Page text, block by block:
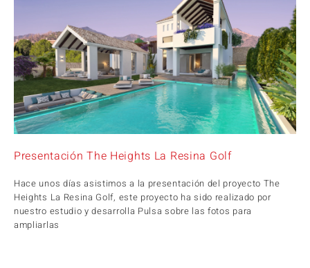
Presentación The Heights La Resina Golf
Hace unos días asistimos a la presentación del proyecto The
Heights La Resina Golf, este proyecto ha sido realizado por
nuestro estudio y desarrolla Pulsa sobre las fotos para
ampliarlas